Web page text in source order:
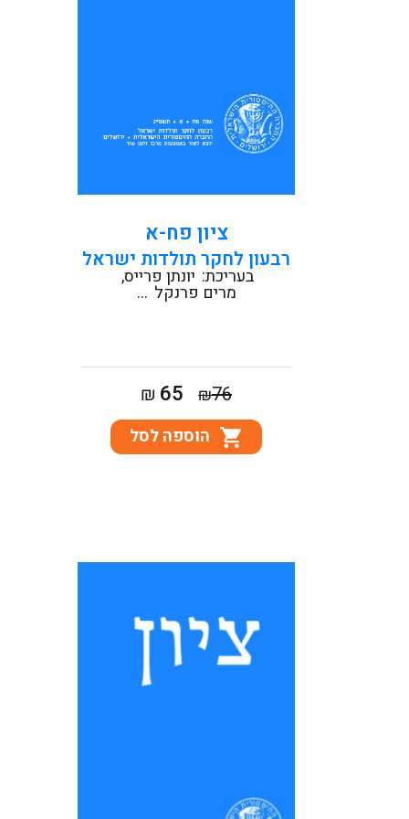
ציון פח-א
רבעון לחקר תולדות ישראל
בעריכת: יונתן פרייס
מרים פרנקל...
₪76
המחיר
המקורי
היה:
₪65
המחיר
הנוכחי
הוא:
הוספה לסל
1235): בחינה מחודשת 187
עדנה אנגל ורם בן-שלום: כתובות
עבריות של אסירים יהודים בבית...